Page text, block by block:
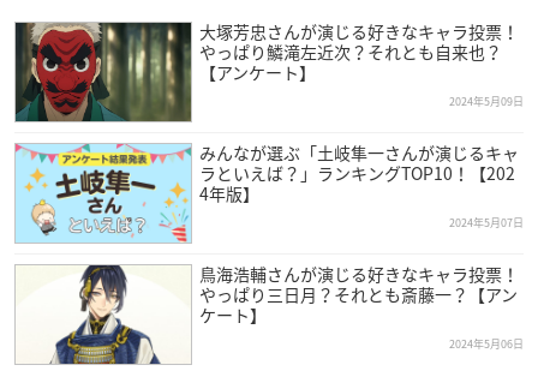
大塚芳忠さんが演じる好きなキャラ投票！
やっぱり鱗滝左近次？それとも自来也？
【アンケート】
2024年5月09日
みんなが選ぶ「土岐隼一さんが演じるキャ
ラといえば？」ランキングTOP10！【202
4年版】
2024年5月07日
鳥海浩輔さんが演じる好きなキャラ投票！
やっぱり三日月？それとも斎藤一？【アン
ケート】
2024年5月06日